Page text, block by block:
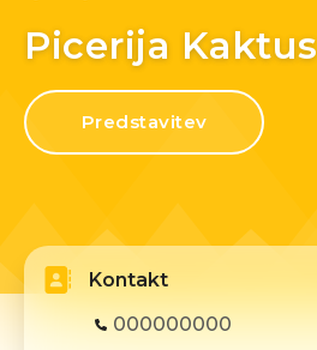
Picerija Kaktus
Predstavitev
Kontakt
000000000